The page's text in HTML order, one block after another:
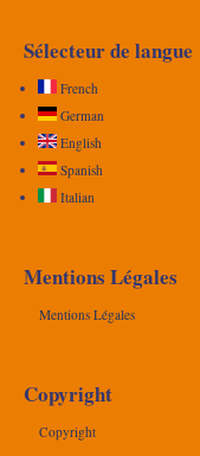
Sélecteur de langue
French
German
English
Spanish
Italian
Mentions Légales
Mentions Légales
Copyright
Copyright